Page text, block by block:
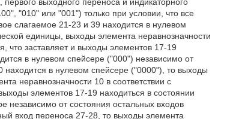
"010" или "001") только при условии, что все
слагаемое 21-23 и 39 находится в нулевом
единицы, выходы элемента неравнозначности
что заставляет и выходы элементов 17-19
в нулевом спейсере ("000") независимо от
в нулевом спейсере ("0000"), то выходы
неравнозначности 10 в соответствии с
элементов 17-19 находиться в состоянии
независимо от состояния остальных входов
вход переноса 27-28, то выходы элемента